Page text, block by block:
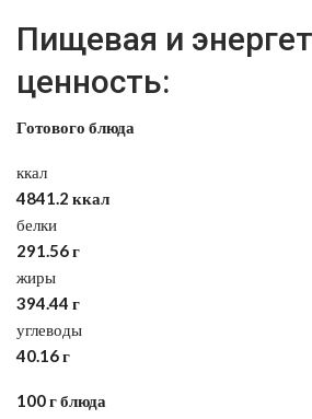
Пищевая и
ценность:
Готового блюда
ккал
4841.2 ккал
белки
291.56 г
жиры
394.44 г
углеводы
40.16 г
100 г блюда